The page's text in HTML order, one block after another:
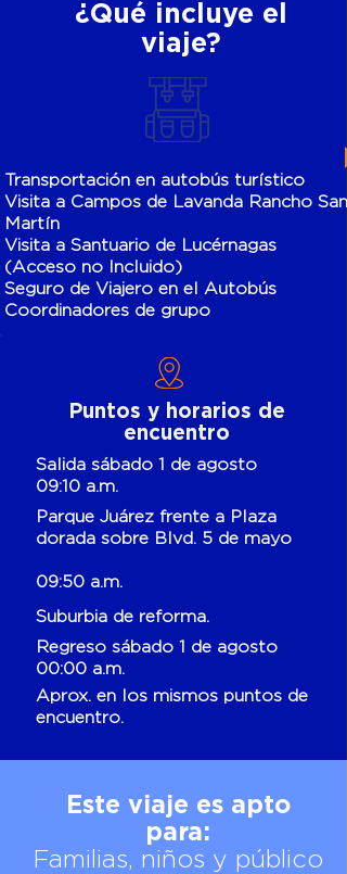
¿Qué incluye el
viaje?
Transportación en autobús turístico
Visita a Campos de Lavanda Rancho San
Martín
Visita a Santuario de Lucérnagas
(Acceso no Incluido)
Seguro de Viajero en el Autobús
Coordinadores de grupo
Puntos y horarios de
encuentro
Salida sábado 1 de agosto
09:10 a.m.
Parque Juárez frente a Plaza
dorada sobre Blvd. 5 de mayo
09:50 a.m.
Suburbia de reforma.
Regreso sábado 1 de agosto
00:00 a.m.
Aprox. en los mismos puntos de
encuentro.
Este viaje es apto
para:
Familias, niños y público